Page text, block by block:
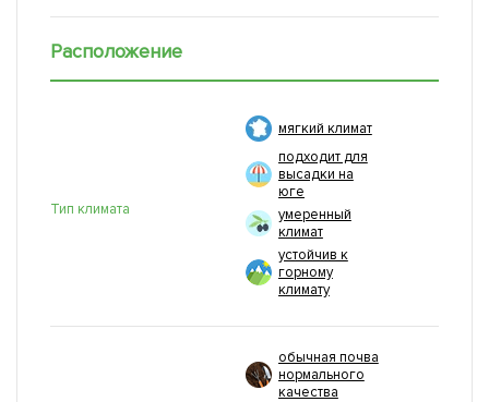
Расположение
Тип климата
мягкий климат
подходит для
высадки на
юге
умеренный
климат
устойчив к
горному
климату
обычная почва
нормального
качества